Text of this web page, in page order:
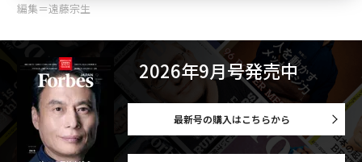
編集＝遠藤宗生
2026年9月号発売中
最新号の購入はこちらから